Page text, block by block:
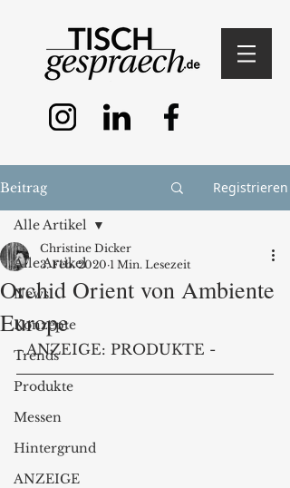
Beitrag Registrieren
Alle Artikel
News
Konzepte
Trends
Produkte
Messen
Hintergrund
ANZEIGE
Alle Artikel
Orchid Orient von Ambiente
Europe
Christine Dicker
3. Feb. 2020 1 Min. Lesezeit
- ANZEIGE: PRODUKTE -